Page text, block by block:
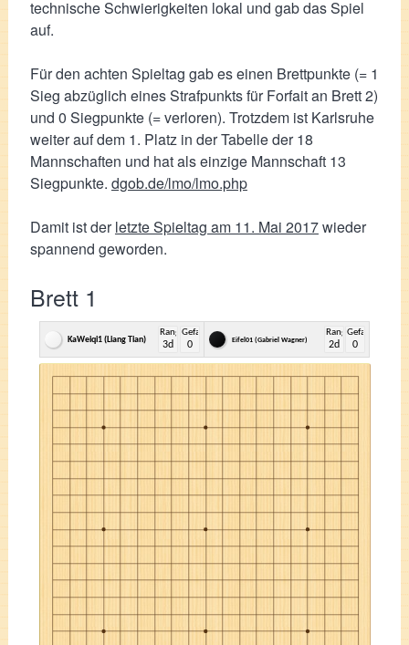
technische Schwierigkeiten lokal und gab das Spiel
auf.
Für den achten Spieltag gab es einen Brettpunkte (= 1
Sieg abzüglich eines Strafpunkts für Forfait an Brett 2)
und 0 Siegpunkte (= verloren). Trotzdem ist Karlsruhe
weiter auf dem 1. Platz in der Tabelle der 18
Mannschaften und hat als einzige Mannschaft 13
Siegpunkte. dgob.de/lmo/lmo.php
Damit ist derletzte Spieltag am 11. Mai 2017wieder
spannend geworden.
Brett 1
KaWeiqi1 (Liang Tian)
Rang
3d
Gefangene
0 Eifel01 (Gabriel Wagner)
Rang
2d
Gefangene
0